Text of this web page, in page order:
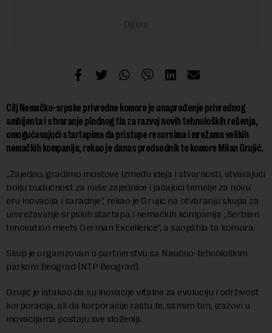
Cilj Nemačko-srpske privredne komore je unapređenje privrednog
ambijenta i stvaranje plodnog tla za razvoj novih tehnoloških rešenja,
omogućavajući startapima da pristupe resursima i mrežama velikih
nemačkih kompanija, rekao je danas predsednik te komore Milan Grujić.
„Zajedno, gradimo mostove između ideja i stvarnosti, stvarajući
bolju budućnost za naše zajednice i jačajući temelje za novu
eru inovacija i saradnje“, rekao je Grujić na otvaranju skupa za
umrežavanje srpskih startapa i nemačkih kompanija „Serbian
Innovation meets German Excellence“, a saopštila ta komora.
Skup je organizovan u partnerstvu sa Naučno-tehnološkim
parkom Beograd (NTP Beograd).
Grujić je istakao da su inovacije vitalne za evoluciju i održivost
korporacija, ali da korporacije rastu te, samim tim, izazovi u
inovacijama postaju sve složeniji.